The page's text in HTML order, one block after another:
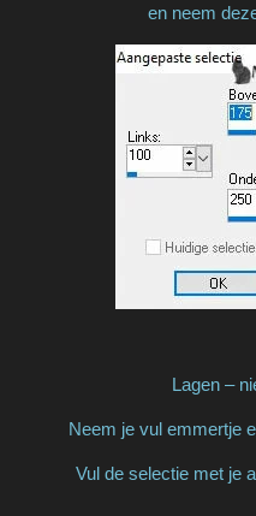
en neem
Lagen –
Neem je vul emmertje
Vul de selectie met je